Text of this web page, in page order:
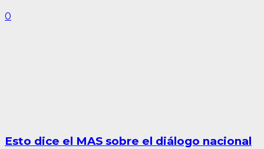
0
Esto dice el MAS sobre el diálogo nacional